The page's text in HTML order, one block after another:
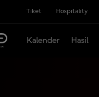
Tiket Hospitality
Kalender Hasil